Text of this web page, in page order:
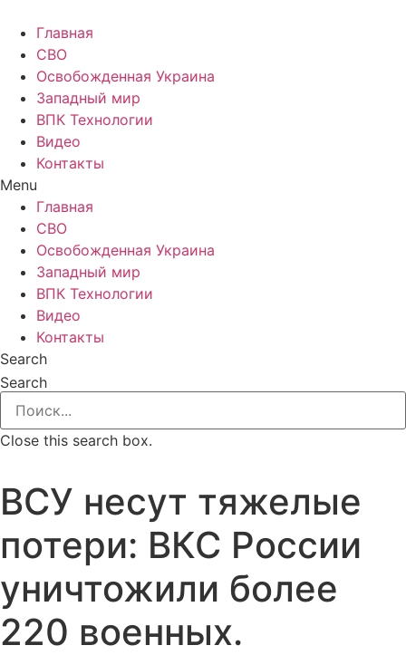
Главная
СВО
Освобожденная Украина
Западный мир
ВПК Технологии
Видео
Контакты
Menu
Главная
СВО
Освобожденная Украина
Западный мир
ВПК Технологии
Видео
Контакты
Search
Search
Close this search box.
ВСУ несут тяжелые
потери: ВКС России
уничтожили более
220 военных.